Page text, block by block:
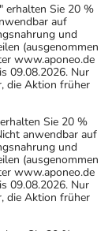
erhalten Sie 20 %
auf
und
(ausgenommen
www.aponeo.de
09.08.2026. Nur
die Aktion früher
Sie 20 %
anwendbar auf
und
(ausgenommen
www.aponeo.de
09.08.2026. Nur
die Aktion früher